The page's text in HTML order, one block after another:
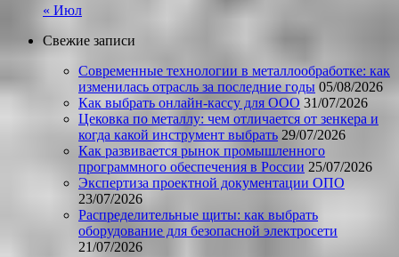
« Июл
Свежие записи
Современные технологии в металлообработке: как
изменилась отрасль за последние годы 05/08/2026
Как выбрать онлайн-кассу для ООО 31/07/2026
Цековка по металлу: чем отличается от зенкера и
когда какой инструмент выбрать 29/07/2026
Как развивается рынок промышленного
программного обеспечения в России 25/07/2026
Экспертиза проектной документации ОПО
23/07/2026
Распределительные щиты: как выбрать
оборудование для безопасной электросети
21/07/2026